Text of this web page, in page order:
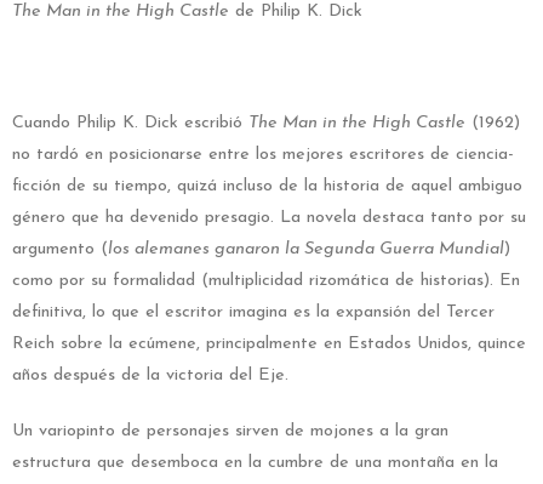
The Man in the High Castle de Philip K. Dick
Cuando Philip K. Dick escribió The Man in the High Castle (1962)
no tardó en posicionarse entre los mejores escritores de ciencia-
ficción de su tiempo, quizá incluso de la historia de aquel ambiguo
género que ha devenido presagio. La novela destaca tanto por su
argumento (los alemanes ganaron la Segunda Guerra Mundial)
como por su formalidad (multiplicidad rizomática de historias). En
definitiva, lo que el escritor imagina es la expansión del Tercer
Reich sobre la ecúmene, principalmente en Estados Unidos, quince
años después de la victoria del Eje.
Un variopinto de personajes sirven de mojones a la gran
estructura que desemboca en la cumbre de una montaña en la